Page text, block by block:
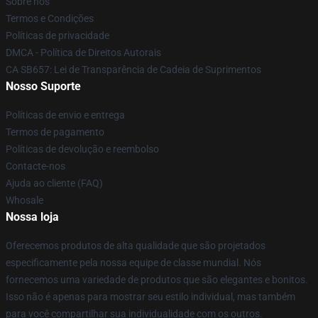
Termos e Condições
Políticas de privacidade
DMCA - Política de Direitos Autorais
CA SB657: Lei de Transparência de Cadeia de Suprimentos
Nosso Suporte
Políticas de envio e entrega
Termos de pagamento
Políticas de devolução e reembolso
Contacte-nos
Ajuda ao cliente (FAQ)
Whosale
Nossa loja
Oferecemos produtos de alta qualidade que são projetados
especificamente pela nossa equipe de classe mundial. Nós
fornecemos uma variedade de produtos que são elegantes e bonitos.
Isso não é apenas para mostrar seu estilo individual, mas também
para você compartilhar sua individualidade com os outros.